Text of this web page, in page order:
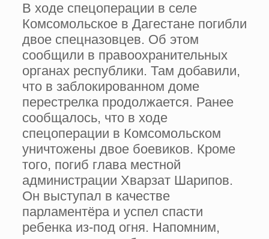
В ходе спецоперации в селе
Комсомольское в Дагестане погибли
двое спецназовцев. Об этом
сообщили в правоохранительных
органах республики. Там добавили,
что в заблокированном доме
перестрелка продолжается. Ранее
сообщалось, что в ходе
спецоперации в Комсомольском
уничтожены двое боевиков. Кроме
того, погиб глава местной
администрации Хварзат Шарипов.
Он выступал в качестве
парламентёра и успел спасти
ребенка из-под огня. Напомним,